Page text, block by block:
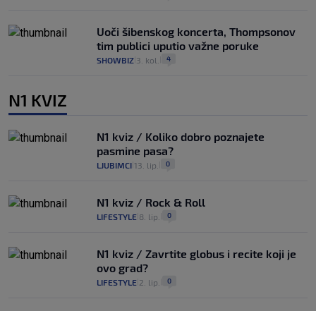
Uoči šibenskog koncerta, Thompsonov
tim publici uputio važne poruke
SHOWBIZ 3. kol. 4
N1 KVIZ
N1 kviz / Koliko dobro poznajete
pasmine pasa?
LJUBIMCI 13. lip. 0
N1 kviz / Rock & Roll
LIFESTYLE 8. lip. 0
N1 kviz / Zavrtite globus i recite koji je
ovo grad?
LIFESTYLE 2. lip. 0